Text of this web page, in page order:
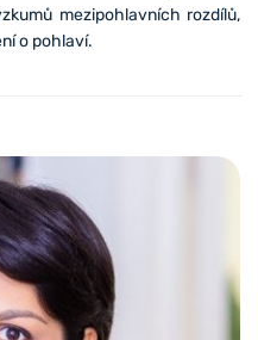
mezipohlavních rozdílů,
o pohlaví.